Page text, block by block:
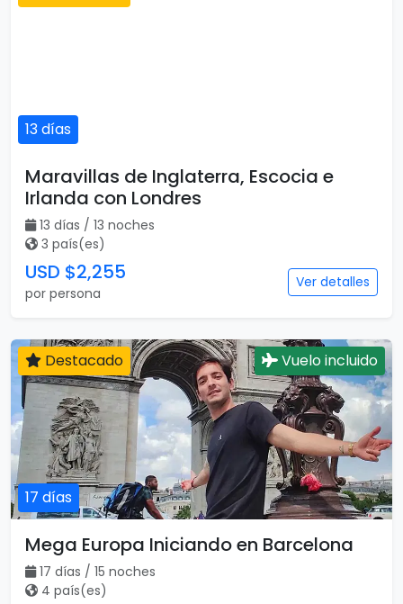
13 días
Maravillas de Inglaterra, Escocia e
Irlanda con Londres
13 días / 13 noches
3 país(es)
USD $2,255
por persona
Ver detalles
17 días
Destacado Vuelo incluido
Mega Europa Iniciando en Barcelona
17 días / 15 noches
4 país(es)